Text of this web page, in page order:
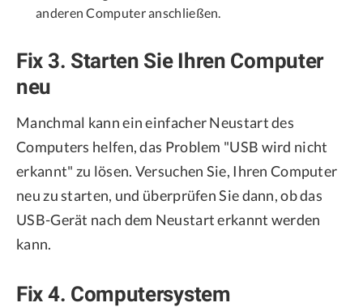
anderen Computer anschließen.
Fix 3. Starten Sie Ihren Computer
neu
Manchmal kann ein einfacher Neustart des
Computers helfen, das Problem "USB wird nicht
erkannt" zu lösen. Versuchen Sie, Ihren Computer
neu zu starten, und überprüfen Sie dann, ob das
USB-Gerät nach dem Neustart erkannt werden
kann.
Fix 4. Computersystem